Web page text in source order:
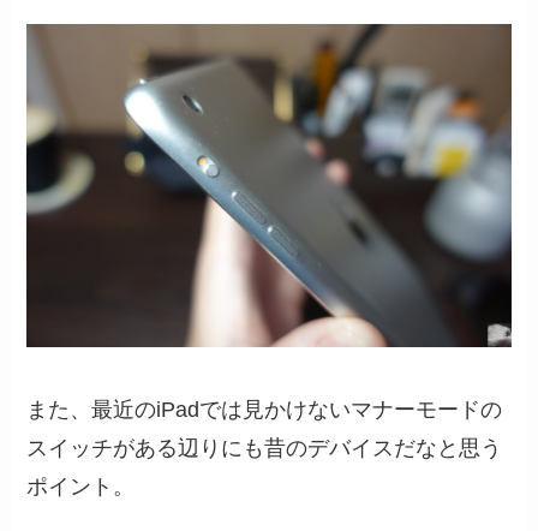
また、最近のiPadでは見かけないマナーモードの
スイッチがある辺りにも昔のデバイスだなと思う
ポイント。